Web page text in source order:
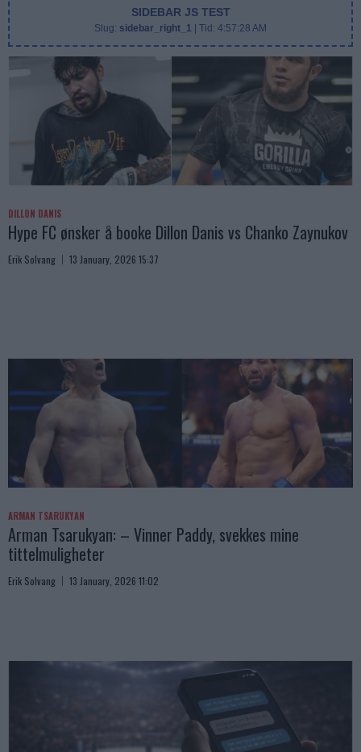
SIDEBAR JS TEST
Slug: sidebar_right_1 | Tid: 4:57:28 AM
DILLON DANIS
Hype FC ønsker å booke Dillon Danis vs Chanko Zaynukov
Erik Solvang 13 January, 2026 15:37
ARMAN TSARUKYAN
Arman Tsarukyan: – Vinner Paddy, svekkes mine
tittelmuligheter
Erik Solvang 13 January, 2026 11:02